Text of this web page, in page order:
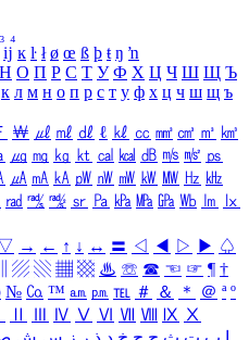
₃ ₄
ĳ ĸ ŀ ł ø œ ß þ ŧ ŋ ŉ
Н О П Р С Т У Ф Х Ц Ч Ш Щ Ъ
к л м н о п р с т у ф х ц ч ш щ ъ
￦ ㎕ ㎖ ㎗ ℓ ㎘ ㏄ ㎣ ㎤ ㎥ ㎦
㎍ ㎎ ㎏ ㏏ ㎈ ㎉ ㏈ ㎧ ㎨ ㎰
㎂ ㎃ ㎄ ㎺ ㎻ ㎽ ㎾ ㎿ ㎐ ㎑
㎭ ㎮ ㎯ ㏛ ㎩ ㎪ ㎫ ㎬ ㏝ ㏐
㏓
▽ → ← ↑ ↓ ↔ 〓 ◁ ◀ ▷ ▶ ♤
▨ ▧ ▦ ▩ ♨ ☏ ☎ ☜ ☞ ¶ †
№ ㏇ ™ ㏂ ㏘ ℡ ＃ ＆ ＊ ＠ ª º
Ⅳ Ⅴ Ⅵ Ⅶ Ⅷ Ⅸ Ⅹ